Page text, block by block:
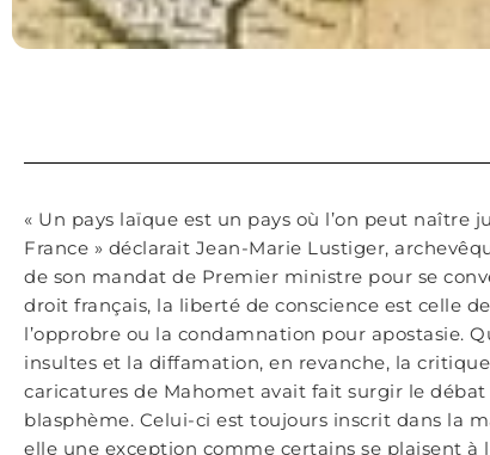
« Un pays laïque est un pays où l’on peut naître
France » déclarait Jean-Marie Lustiger,
de son mandat de Premier ministre pour se
droit français, la liberté de conscience est celle
l’opprobre ou la condamnation pour apostasie.
insultes et la diffamation, en revanche, la
caricatures de Mahomet avait fait surgir le
blasphème. Celui-ci est toujours inscrit dans la
elle une exception comme certains se plaisent